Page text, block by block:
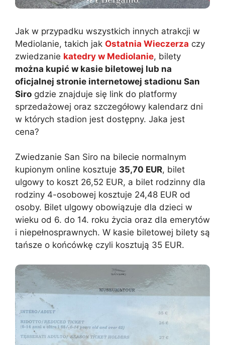
Jak w przypadku wszystkich innych atrakcji w
Mediolanie, takich jak Ostatnia Wieczerza czy
zwiedzanie katedry w Mediolanie, bilety
można kupić w kasie biletowej lub na
oficjalnej stronie internetowej stadionu San
Siro gdzie znajduje się link do platformy
sprzedażowej oraz szczegółowy kalendarz dni
w których stadion jest dostępny. Jaka jest
cena?
Zwiedzanie San Siro na bilecie normalnym
kupionym online kosztuje 35,70 EUR, bilet
ulgowy to koszt 26,52 EUR, a bilet rodzinny dla
rodziny 4-osobowej kosztuje 24,48 EUR od
osoby. Bilet ulgowy obowiązuje dla dzieci w
wieku od 6. do 14. roku życia oraz dla emerytów
i niepełnosprawnych. W kasie biletowej bilety są
tańsze o końcówkę czyli kosztują 35 EUR.